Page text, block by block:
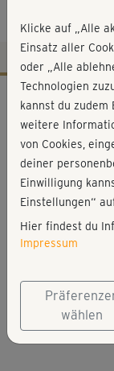
Bauch-
Workout-Facts
mittelschwer
10 Min
30 kcal
Ewi
Matte, 1
Klicke auf „Alle
Einsatz aller
oder „Alle
Technologien
kannst du zudem
weitere
von Cookies,
deiner
Einwilligung
Einstellungen“
Hier findest du
Impressum
wählen